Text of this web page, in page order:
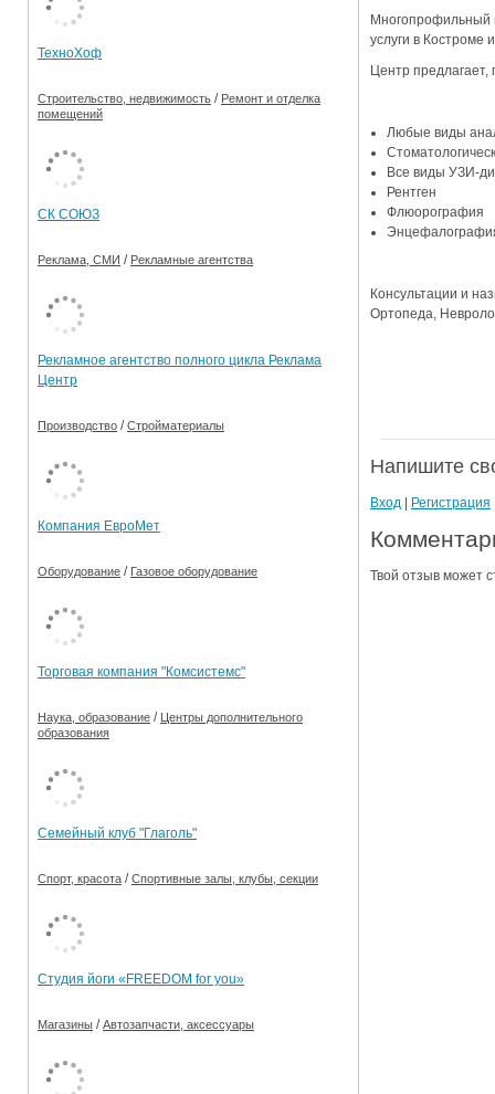
Ограничения движения транспорта на майские
Электронные транспортные карты
Многопрофильный
услуги в Костроме
Центр
Любые виды
Все виды УЗИ-
Рентген
Флюорография
Консультации и
Ортопеда,
Напишите
Вход Регистрация
Твой отзыв может
ТехноХоф
Строительство, недвижимость / Ремонт и отделка
помещений
СК СОЮЗ
Реклама, СМИ / Рекламные агентства
Рекламное агентство полного цикла Реклама
Центр
Производство /Стройматериалы
Компания ЕвроМет
Оборудование / Газовое оборудование
Торговая компания "Комсистемс"
Наука, образование / Центры дополнительного
образования
Семейный клуб "Глаголь"
Спорт, красота /Спортивные залы, клубы, секции
Студия йоги «FREEDOM for you»
Магазины /Автозапчасти, аксессуары